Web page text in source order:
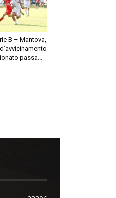
B – Mantova,
passa...